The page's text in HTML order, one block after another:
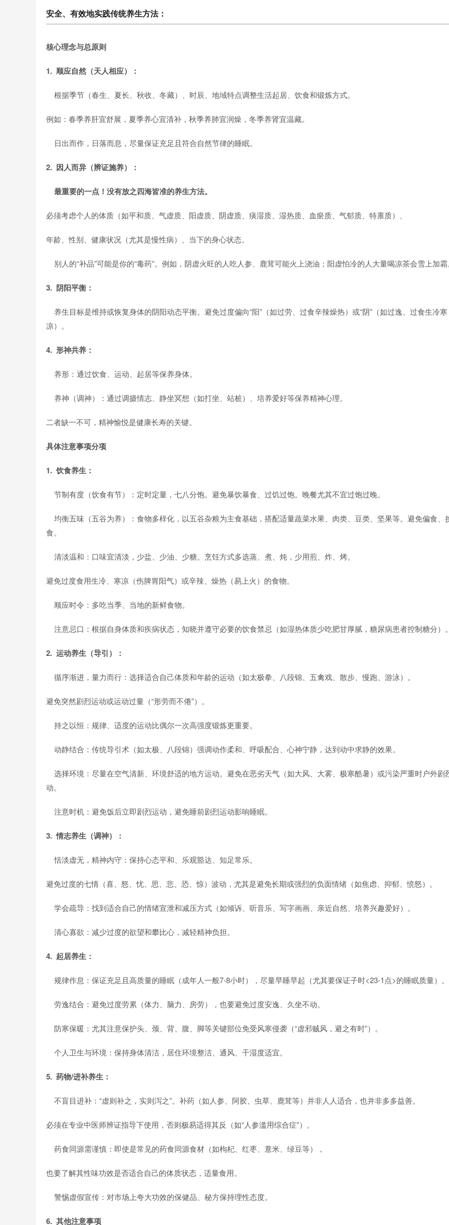
安全、有效地实践传统养生方法：
核心理念与总原则
1. 顺应自然（天人相应）：
根据季节（春生、夏长、秋收、冬藏）、时辰、地域特点调整生活起居、饮食和锻炼方式。
例如：春季养肝宜舒展，夏季养心宜清补，秋季养肺宜润燥，冬季养肾宜温藏。
日出而作，日落而息，尽量保证充足且符合自然节律的睡眠。
2. 因人而异（辨证施养）：
最重要的一点！没有放之四海皆准的养生方法。
必须考虑个人的体质（如平和质、气虚质、阳虚质、阴虚质、痰湿质、湿热质、血瘀质、气郁质、特禀质）、
年龄、性别、健康状况（尤其是慢性病）、当下的身心状态。
别人的“补品”可能是你的“毒药”。例如，阴虚火旺的人吃人参、鹿茸可能火上浇油；阳虚怕冷的人大量喝凉茶会雪上加
3. 阴阳平衡：
养生目标是维持或恢复身体的阴阳动态平衡。避免过度偏向“阳”（如过劳、过食辛辣燥热）或“阴”（如过逸、过食生冷寒
凉）。
4. 形神共养：
养形：通过饮食、运动、起居等保养身体。
养神（调神）：通过调摄情志、静坐冥想（如打坐、站桩）、培养爱好等保养精神心理。
二者缺一不可，精神愉悦是健康长寿的关键。
具体注意事项分项
1. 饮食养生：
节制有度（饮食有节）：定时定量，七八分饱。避免暴饮暴食、过饥过饱。晚餐尤其不宜过饱过晚。
均衡五味（五谷为养）：食物多样化，以五谷杂粮为主食基础，搭配适量蔬菜水果、肉类、豆类、坚果等。避免偏食、
食。
清淡温和：口味宜清淡，少盐、少油、少糖。烹饪方式多选蒸、煮、炖，少用煎、炸、烤。
避免过度食用生冷、寒凉（伤脾胃阳气）或辛辣、燥热（易上火）的食物。
顺应时令：多吃当季、当地的新鲜食物。
注意忌口：根据自身体质和疾病状态，知晓并遵守必要的饮食禁忌（如湿热体质少吃肥甘厚腻，糖尿病患者控制糖分）
2. 运动养生（导引）：
循序渐进，量力而行：选择适合自己体质和年龄的运动（如太极拳、八段锦、五禽戏、散步、慢跑、游泳）。
避免突然剧烈运动或运动过量（“形劳而不倦”）。
持之以恒：规律、适度的运动比偶尔一次高强度锻炼更重要。
动静结合：传统导引术（如太极、八段锦）强调动作柔和、呼吸配合、心神宁静，达到动中求静的效果。
选择环境：尽量在空气清新、环境舒适的地方运动。避免在恶劣天气（如大风、大雾、极寒酷暑）或污染严重时户外剧
动。
注意时机：避免饭后立即剧烈运动，避免睡前剧烈运动影响睡眠。
3. 情志养生（调神）：
恬淡虚无，精神内守：保持心态平和、乐观豁达、知足常乐。
避免过度的七情（喜、怒、忧、思、悲、恐、惊）波动，尤其是避免长期或强烈的负面情绪（如焦虑、抑郁、愤怒）。
学会疏导：找到适合自己的情绪宣泄和减压方式（如倾诉、听音乐、写字画画、亲近自然、培养兴趣爱好）。
清心寡欲：减少过度的欲望和攀比心，减轻精神负担。
4. 起居养生：
规律作息：保证充足且高质量的睡眠（成年人一般7-8小时），尽量早睡早起（尤其要保证子时<23-1点>的睡眠质量）。
劳逸结合：避免过度劳累（体力、脑力、房劳），也要避免过度安逸、久坐不动。
防寒保暖：尤其注意保护头、颈、背、腹、脚等关键部位免受风寒侵袭（“虚邪贼风，避之有时”）。
个人卫生与环境：保持身体清洁，居住环境整洁、通风、干湿度适宜。
5. 药物/进补养生：
不盲目进补：“虚则补之，实则泻之”。补药（如人参、阿胶、虫草、鹿茸等）并非人人适合，也并非多多益善。
必须在专业中医师辨证指导下使用，否则极易适得其反（如“人参滥用综合症”）。
药食同源需谨慎：即使是常见的药食同源食材（如枸杞、红枣、薏米、绿豆等），
也要了解其性味功效是否适合自己的体质状态，适量食用。
警惕虚假宣传：对市场上夸大功效的保健品、秘方保持理性态度。
6. 其他注意事项